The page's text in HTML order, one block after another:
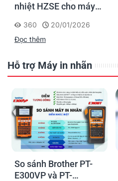
nhiệt HZSE cho máy in
360
20/01/2026
Đọc thêm
Hỗ trợ Máy in nhãn
So sánh Brother PT-
E300VP và PT-